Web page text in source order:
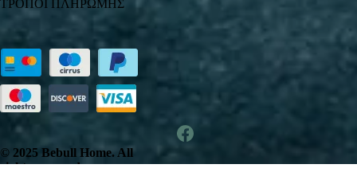
ΤΡΟΠΟΙ ΠΛΗΡΩΜΗΣ
© 2025 Bebull Home. All
rights reserved